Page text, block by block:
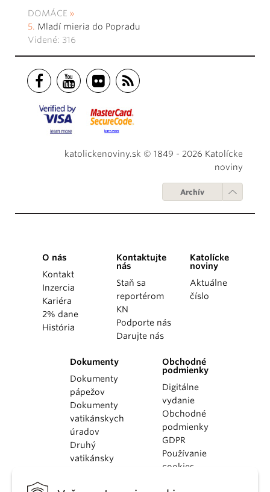
DOMÁCE
Mladí mieria do Popradu
Videné: 316
katolickenoviny.sk © 1849 - 2026 Katolícke
noviny
Archív
O nás
Kontakt
Inzercia
Kariéra
2% dane
História
Kontaktujte
nás
Staň sa
reportérom
KN
Podporte nás
Darujte nás
Katolícke
noviny
Aktuálne
číslo
Dokumenty
Dokumenty
pápežov
Dokumenty
vatikánskych
úradov
Druhý
vatikánsky
Obchodné
podmienky
Digitálne
vydanie
Obchodné
podmienky
GDPR
Používanie
cookies